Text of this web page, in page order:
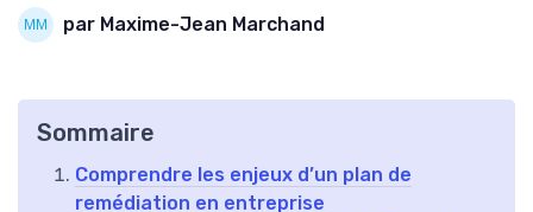
par Maxime-Jean Marchand
Sommaire
Comprendre les enjeux d’un plan de
remédiation en entreprise